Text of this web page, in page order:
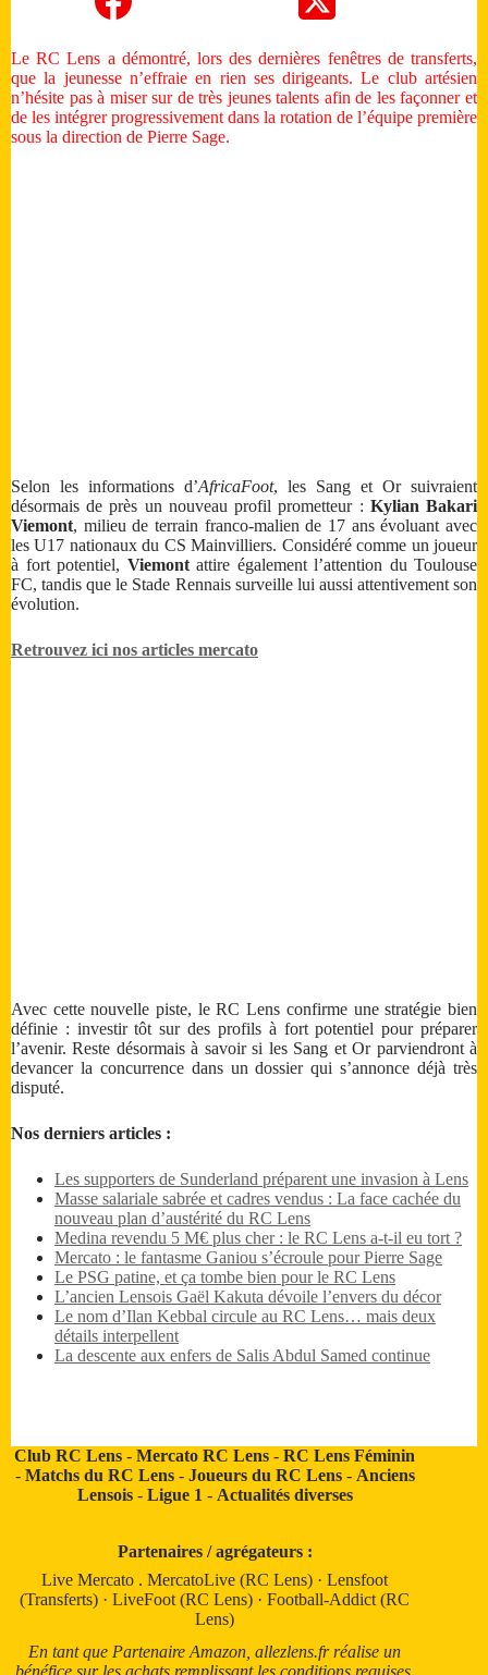
Le RC Lens a démontré, lors des dernières fenêtres de transferts,
que la jeunesse n’effraie en rien ses dirigeants. Le club artésien
n’hésite pas à miser sur de très jeunes talents afin de les façonner et
de les intégrer progressivement dans la rotation de l’équipe première
sous la direction de Pierre Sage.
Selon les informations d’AfricaFoot, les Sang et Or suivraient
désormais de près un nouveau profil prometteur : Kylian Bakari
Viemont, milieu de terrain franco-malien de 17 ans évoluant avec
les U17 nationaux du CS Mainvilliers. Considéré comme un joueur
à fort potentiel, Viemontattire également l’attention du Toulouse
FC, tandis que le Stade Rennais surveille lui aussi attentivement son
évolution.
Retrouvez ici nos articles mercato
Avec cette nouvelle piste, le RC Lens confirme une stratégie bien
définie : investir tôt sur des profils à fort potentiel pour préparer
l’avenir. Reste désormais à savoir si les Sang et Or parviendront à
devancer la concurrence dans un dossier qui s’annonce déjà très
disputé.
Nos derniers articles :
Les supporters de Sunderland préparent une invasion à Lens
Masse salariale sabrée et cadres vendus : La face cachée du
nouveau plan d’austérité du RC Lens
Medina revendu 5 M€ plus cher : le RC Lens a-t-il eu tort ?
Mercato : le fantasme Ganiou s’écroule pour Pierre Sage
Le PSG patine, et ça tombe bien pour le RC Lens
L’ancien Lensois Gaël Kakuta dévoile l’envers du décor
Le nom d’Ilan Kebbal circule au RC Lens… mais deux
détails interpellent
La descente aux enfers de Salis Abdul Samed continue
Club RC Lens -Mercato RC Lens -RC Lens Féminin
- Matchs du RC Lens- Joueurs du RC Lens- Anciens
Lensois- Ligue 1 - Actualités diverses
Partenaires / agrégateurs :
Live Mercato .MercatoLive (RC Lens) ·Lensfoot
(Transferts) ·LiveFoot (RC Lens) ·Football-Addict (RC
Lens)
En tant que Partenaire Amazon, allezlens.fr réalise un
bénéfice sur les achats remplissant les conditions requises.